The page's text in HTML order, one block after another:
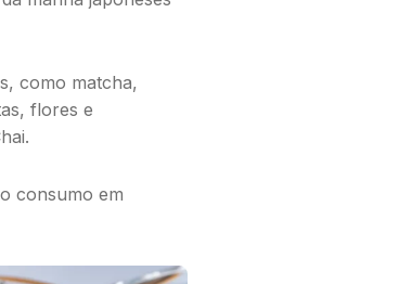
como matcha,
flores e
consumo em